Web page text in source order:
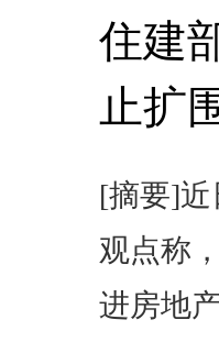
住建
止扩
[摘要]
观点称
进房地